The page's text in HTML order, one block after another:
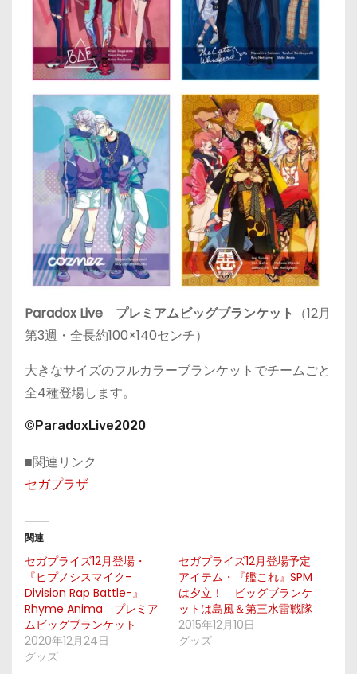
Paradox Live プレミアムビッグブランケット （12月
第3週・全長約100×140センチ）
大きなサイズのフルカラーブランケットでチームごと
全4種登場します。
©ParadoxLive2020
■関連リンク
セガプラザ
関連
セガプライズ12月登場・
『ヒプノシスマイク-
Division Rap Battle-』
Rhyme Anima プレミア
ムビッグブランケット
2020年12月24日
グッズ
セガプライズ12月登場予定
アイテム・『艦これ』SPM
は夕立！ ビッグブランケ
ットは島風＆第三水雷戦隊
2015年12月10日
グッズ